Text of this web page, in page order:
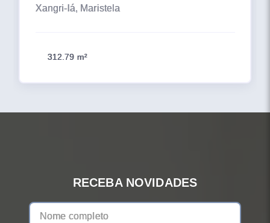
Xangri-lá, Maristela
312.79 m²
RECEBA NOVIDADES